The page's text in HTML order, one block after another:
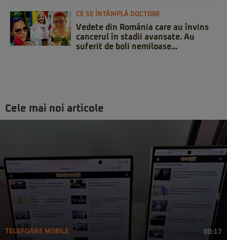
CE SE ÎNTÂMPLĂ DOCTORE
Vedete din România care au învins
cancerul în stadii avansate. Au
suferit de boli nemiloase...
Cele mai noi articole
TELEFOANE MOBILE 00:17